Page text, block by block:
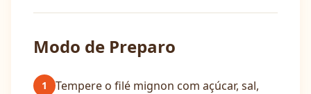
Modo de Preparo
1
Tempere o filé mignon com açúcar, sal,